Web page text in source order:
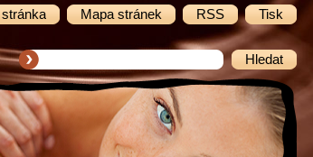
Mapa stránek RSS Tisk